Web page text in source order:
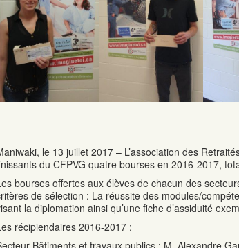
le 13 juillet 2017 – L’association des
du CFPVG quatre bourses en 2016-2017,
bourses offertes aux élèves de chacun des
de sélection : La réussite des modules/
la diplomation ainsi qu’une fiche d’assiduité
récipiendaires 2016-2017 :